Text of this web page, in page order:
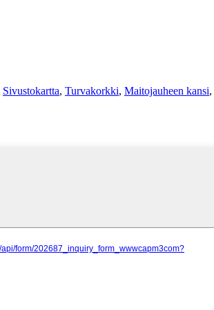
Sivustokartta, Turvakorkki, Maitojauheen kansi,